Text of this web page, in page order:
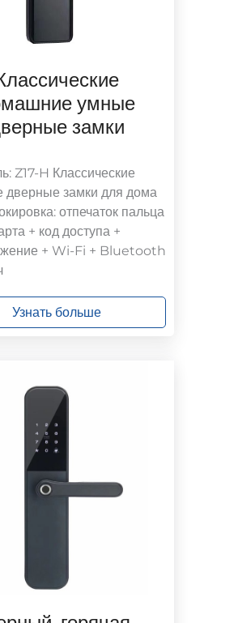
умные
замки
Z17-H Классические
дверные замки для дома
отпечаток пальца
+ код доступа +
+ Wi-Fi + Bluetooth
Узнать больше